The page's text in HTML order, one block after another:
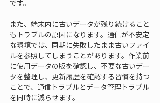
です。
また、端末内に古いデータが残り続けること
もトラブルの原因になります。通信が不安定
な環境では、同期に失敗したまま古いファイ
ルを参照してしまうことがあります。作業前
に使用データの版を確認し、不要な古いデー
タを整理し、更新履歴を確認する習慣を持つ
ことで、通信トラブルとデータ管理トラブル
を同時に減らせます。